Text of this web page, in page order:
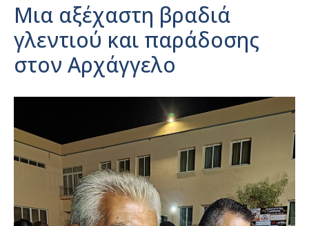
Μια αξέχαστη βραδιά
γλεντιού και παράδοσης
στον Αρχάγγελο